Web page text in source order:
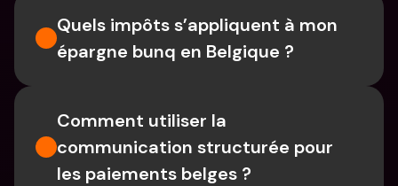
Quels impôts s’appliquent à mon
épargne bunq en Belgique ?
Comment utiliser la
communication structurée pour
les paiements belges ?